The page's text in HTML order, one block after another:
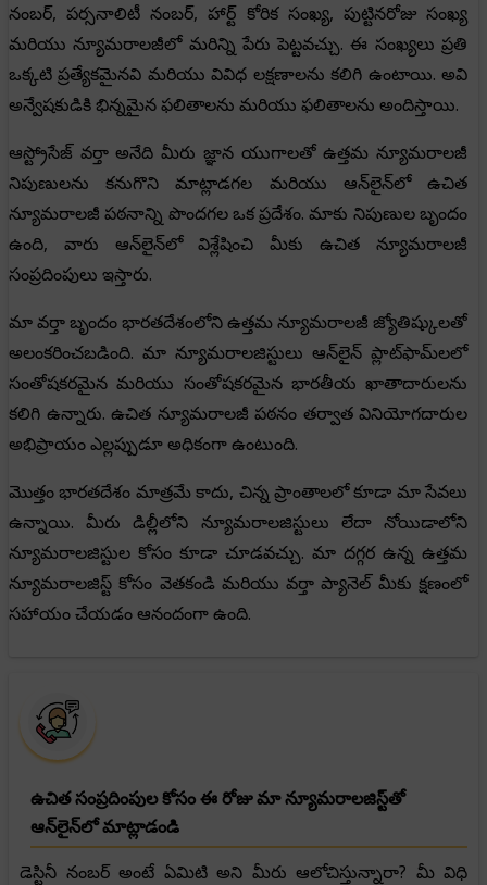
నంబర్, పర్సనాలిటీ నంబర్, హార్ట్ కోరిక సంఖ్య, పుట్టినరోజు సంఖ్య
మరియు న్యూమరాలజీలో మరిన్ని పేరు పెట్టవచ్చు. ఈ సంఖ్యలు ప్రతి
ఒక్కటి ప్రత్యేకమైనవి మరియు వివిధ లక్షణాలను కలిగి ఉంటాయి. అవి
అన్వేషకుడికి భిన్నమైన ఫలితాలను మరియు ఫలితాలను అందిస్తాయి.
ఆస్ట్రోసేజ్ వర్తా అనేది మీరు జ్ఞాన యుగాలతో ఉత్తమ న్యూమరాలజీ
నిపుణులను కనుగొని మాట్లాడగల మరియు ఆన్‌లైన్‌లో ఉచిత
న్యూమరాలజీ పఠనాన్ని పొందగల ఒక ప్రదేశం. మాకు నిపుణుల బృందం
ఉంది, వారు ఆన్‌లైన్‌లో విశ్లేషించి మీకు ఉచిత న్యూమరాలజీ
సంప్రదింపులు ఇస్తారు.
మా వర్తా బృందం భారతదేశంలోని ఉత్తమ న్యూమరాలజీ జ్యోతిష్కులతో
అలంకరించబడింది. మా న్యూమరాలజిస్టులు ఆన్‌లైన్ ప్లాట్‌ఫామ్‌లలో
సంతోషకరమైన మరియు సంతోషకరమైన భారతీయ ఖాతాదారులను
కలిగి ఉన్నారు. ఉచిత న్యూమరాలజీ పఠనం తర్వాత వినియోగదారుల
అభిప్రాయం ఎల్లప్పుడూ అధికంగా ఉంటుంది.
మొత్తం భారతదేశం మాత్రమే కాదు, చిన్న ప్రాంతాలలో కూడా మా సేవలు
ఉన్నాయి. మీరు డిల్లీలోని న్యూమరాలజిస్టులు లేదా నోయిడాలోని
న్యూమరాలజిస్టుల కోసం కూడా చూడవచ్చు. మా దగ్గర ఉన్న ఉత్తమ
న్యూమరాలజిస్ట్ కోసం వెతకండి మరియు వర్తా ప్యానెల్ మీకు క్షణంలో
సహాయం చేయడం ఆనందంగా ఉంది.
ఉచిత సంప్రదింపుల కోసం ఈ రోజు మా న్యూమరాలజిస్ట్‌తో
ఆన్‌లైన్‌లో మాట్లాడండి
డెస్టినీ నంబర్ అంటే ఏమిటి అని మీరు ఆలోచిస్తున్నారా? మీ విధి